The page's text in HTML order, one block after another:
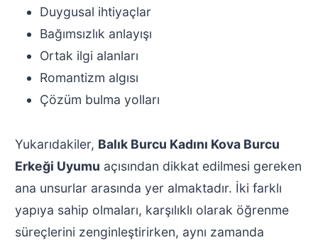
Duygusal ihtiyaçlar
Bağımsızlık anlayışı
Ortak ilgi alanları
Romantizm algısı
Çözüm bulma yolları
Yukarıdakiler, Balık Burcu Kadını Kova Burcu
Erkeği Uyumu açısından dikkat edilmesi gereken
ana unsurlar arasında yer almaktadır. İki farklı
yapıya sahip olmaları, karşılıklı olarak öğrenme
süreçlerini zenginleştirirken, aynı zamanda